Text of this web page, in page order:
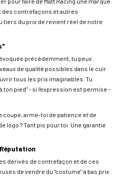
des contrefaçons et autres
tiers du prix de revient réel de notre
précédemment, tu peux
de qualité possibles dans le cuir
tous les prix imaginables. Tu
pied" - si l'expression est permise -
coupe, arme-toi de patience et de
logo ? Tant pis pour toi. Une garantie
dérivés de contrefaçon et de ces
de vendre du "costume" à bas prix